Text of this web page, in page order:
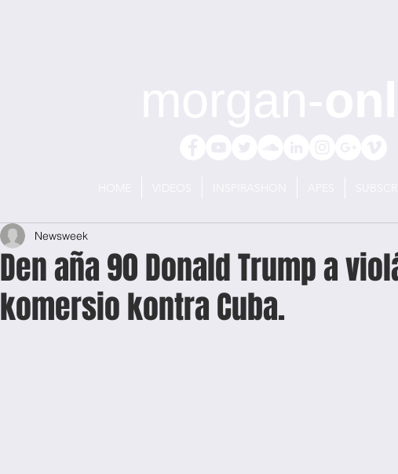
Den aña 90 Donald Trump a
komersio kontra Cuba.
Newsweek